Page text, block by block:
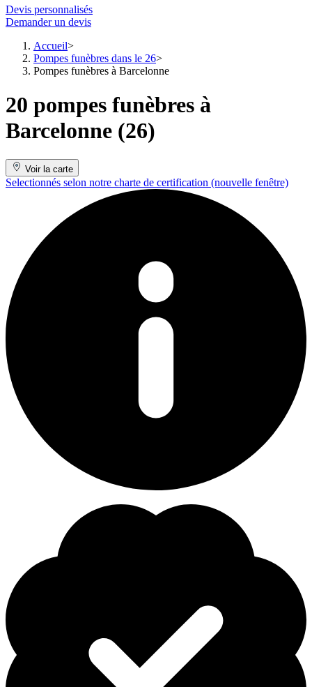
Devis personnalisés
Demander un devis
Accueil
Pompes funèbres dans le 26
Pompes funèbres à Barcelonne
20 pompes funèbres à
Barcelonne (26)
Voir la carte
Selectionnés selon notre charte de certification (nouvelle fenêtre)